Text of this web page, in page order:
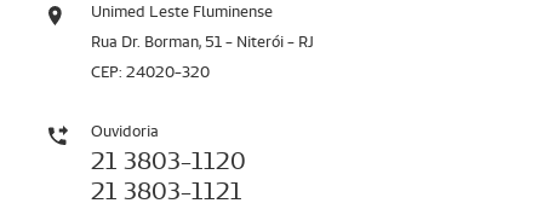
Unimed Leste Fluminense
Rua Dr. Borman, 51 - Niterói - RJ
CEP: 24020-320
Ouvidoria
21 3803-1120
21 3803-1121